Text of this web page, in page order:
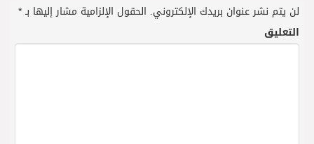
لن يتم نشر عنوان بريدك الإلكتروني. الحقول الإلزامية مشار إليها بـ*
التعليق